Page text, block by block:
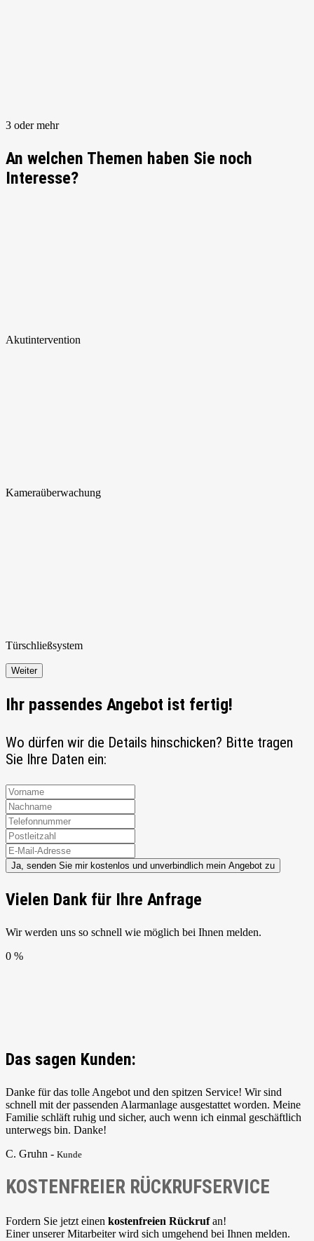
3 oder mehr
An welchen Themen haben Sie noch
Interesse?
Akutintervention
Kameraüberwachung
Türschließsystem
Weiter
Ihr passendes Angebot ist fertig!
Wo dürfen wir die Details hinschicken? Bitte tragen
Sie Ihre Daten ein:
Ja, senden Sie mir kostenlos und unverbindlich mein Angebot zu
Vielen Dank für Ihre Anfrage
Wir werden uns so schnell wie möglich bei Ihnen melden.
0 %
Das sagen Kunden:
Danke für das tolle Angebot und den spitzen Service! Wir sind
schnell mit der passenden Alarmanlage ausgestattet worden. Meine
Familie schläft ruhig und sicher, auch wenn ich einmal geschäftlich
unterwegs bin. Danke!
C. Gruhn - Kunde
KOSTENFREIER RÜCKRUFSERVICE
Fordern Sie jetzt einen kostenfreien Rückrufan!
Einer unserer Mitarbeiter wird sich umgehend bei Ihnen melden.